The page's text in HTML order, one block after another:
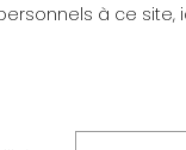
à ce site,